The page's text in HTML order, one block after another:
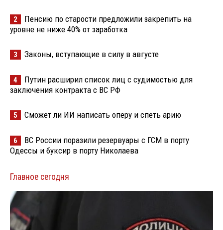
2
Пенсию по старости предложили закрепить на
уровне не ниже 40% от заработка
3 Законы, вступающие в силу в августе
4
Путин расширил список лиц с судимостью для
заключения контракта с ВС РФ
5 Сможет ли ИИ написать оперу и спеть арию
6
ВС России поразили резервуары с ГСМ в порту
Одессы и буксир в порту Николаева
Главное сегодня